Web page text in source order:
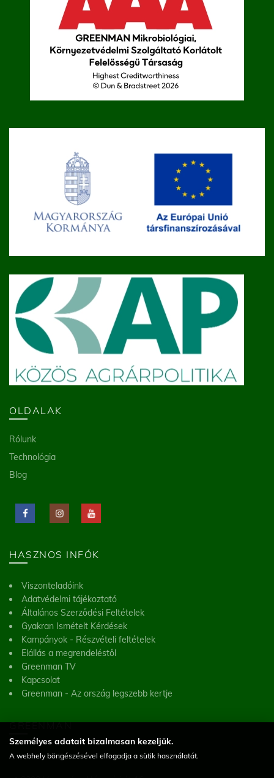
OLDALAK
Rólunk
Technológia
Blog
HASZNOS INFÓK
Viszonteladóink
Adatvédelmi tájékoztató
Általános Szerződési Feltételek
Gyakran Ismételt Kérdések
Kampányok - Részvételi feltételek
Elállás a megrendeléstől
Greenman TV
Kapcsolat
Greenman - Az ország legszebb kertje
GREENMAN
Greenman Kft.
Személyes adatait bizalmasan kezeljük.
A webhely böngészésével elfogadja a sütik használatát.